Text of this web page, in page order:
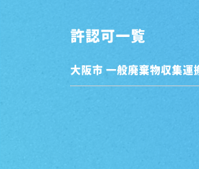
許認可一覧
大阪市 一般廃棄物収集